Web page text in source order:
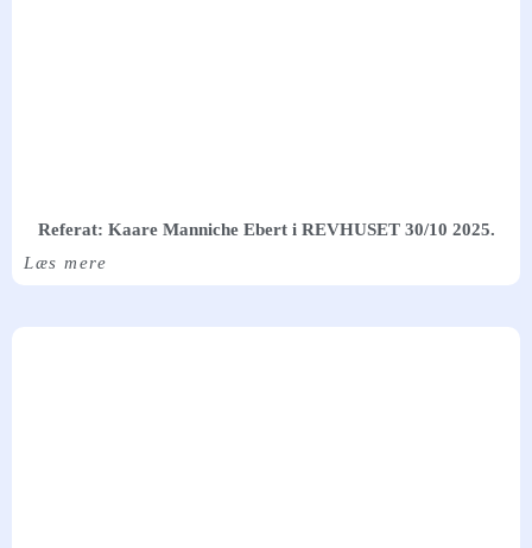
Referat: Kaare Manniche Ebert i REVHUSET 30/10 2025.
Læs mere